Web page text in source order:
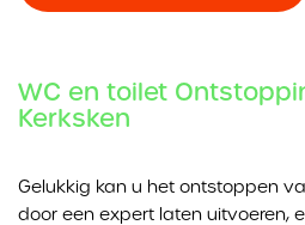
WC en toilet
Kerksken
Gelukkig kan u het ontstoppen
door een expert laten uitvoeren,